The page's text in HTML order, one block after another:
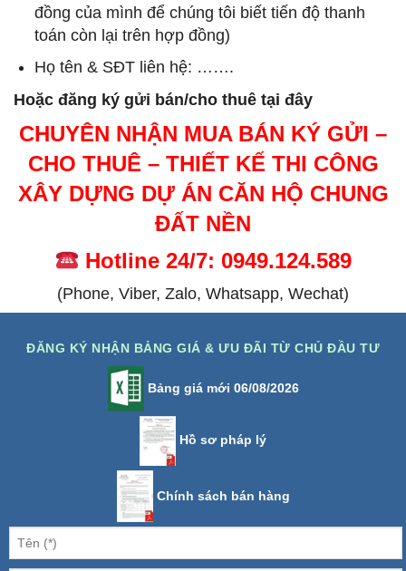
đồng của mình để chúng tôi biết tiến độ thanh
toán còn lại trên hợp đồng)
Họ tên & SĐT liên hệ: …….
Hoặc đăng ký gửi bán/cho thuê tại đây
CHUYÊN NHẬN MUA BÁN KÝ GỬI –
CHO THUÊ – THIẾT KẾ THI CÔNG
XÂY DỰNG DỰ ÁN CĂN HỘ CHUNG
ĐẤT NỀN
Hotline 24/7: 0949.124.589
(Phone, Viber, Zalo, Whatsapp, Wechat)
ĐĂNG KÝ NHẬN BẢNG GIÁ & ƯU ĐÃI TỪ CHỦ ĐẦU TƯ
Bảng giá mới 06/08/2026
Hồ sơ pháp lý
Chính sách bán hàng